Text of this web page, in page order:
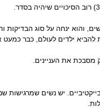
הנשים, והוא ינחה על סוג
ילדים לעולם, כבר כמעט
את העניינים.
יש נשים שמרגישות